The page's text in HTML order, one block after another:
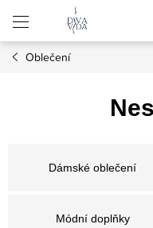
obsah
Oblečení
Dámské oblečení
Módní doplňky